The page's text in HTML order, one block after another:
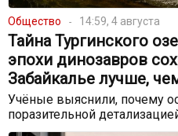
Общество 14:59, 4 августа
Тайна Тургинского
эпохи динозавров
Забайкалье лучше,
Учёные выяснили, почему
поразительной